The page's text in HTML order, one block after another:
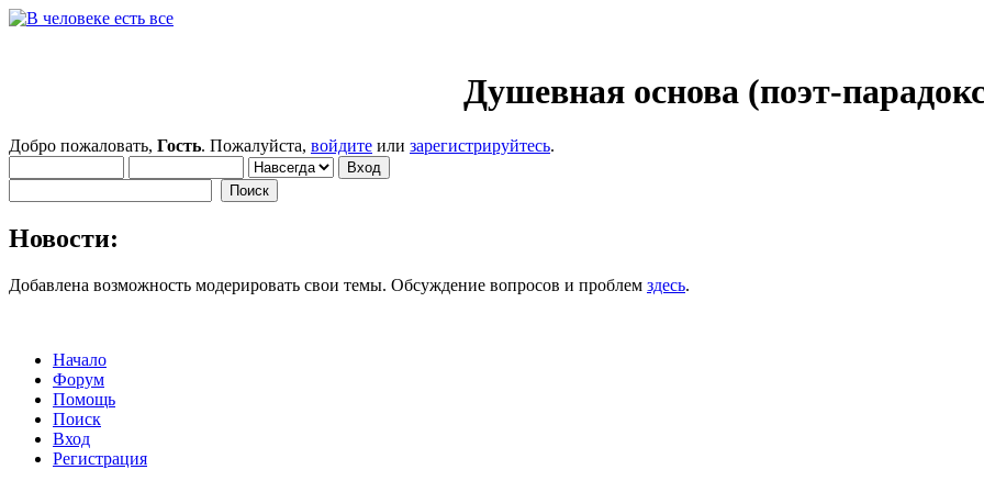
Душевная основа (поэт-
Добро пожаловать, Гость. Пожалуйста, войдите или зарегистрируйтесь.
Новости:
Добавлена возможность модерировать свои темы. Обсуждение вопросов и проблем здесь.
Начало
Форум
Помощь
Поиск
Вход
Регистрация